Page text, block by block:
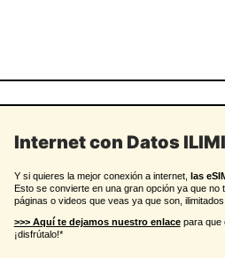
Internet con Datos
Y si quieres la mejor conexión a internet, las
Esto se convierte en una gran opción ya que no
páginas o videos que veas ya que son, ilimitados.
>>> Aquí te dejamos nuestro enlace para que
¡disfrútalo!*